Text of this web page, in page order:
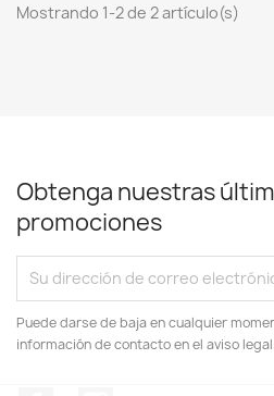
Mostrando 1-2 de 2 artículo(s)
Obtenga nuestras
promociones
Puede darse de baja en cualquier
información de contacto en el aviso legal.